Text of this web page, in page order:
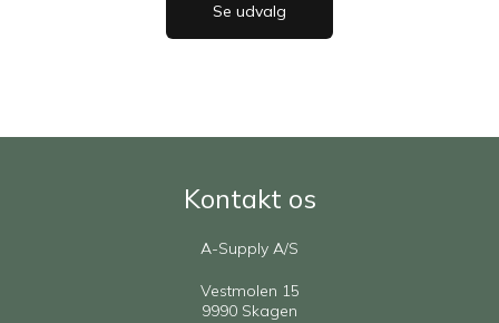
Se udvalg
Kontakt os
A-Supply A/S
Vestmolen 15
9990 Skagen